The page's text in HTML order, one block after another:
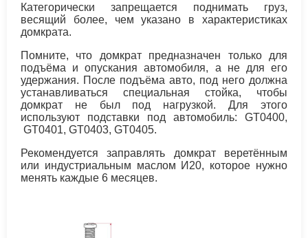
Категорически запрещается поднимать груз,
весящий более, чем указано в характеристиках
домкрата.
Помните, что домкрат предназначен только для
подъёма и опускания автомобиля, а не для его
удержания. После подъёма авто, под него должна
устанавливаться специальная стойка, чтобы
домкрат не был под нагрузкой. Для этого
используют подставки под автомобиль: GT0400,
GT0401, GT0403, GT0405.
Рекомендуется заправлять домкрат веретённым
или индустриальным маслом И20, которое нужно
менять каждые 6 месяцев.